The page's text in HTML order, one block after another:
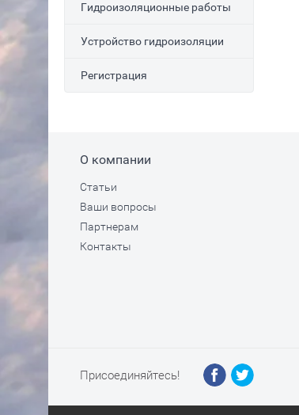
Гидроизоляционные работы
Устройство гидроизоляции
Регистрация
О компании
Статьи
Ваши вопросы
Партнерам
Контакты
Присоединяйтесь!